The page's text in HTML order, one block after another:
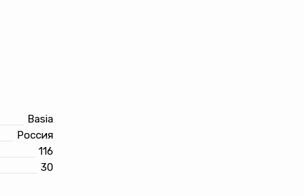
Basia
Россия
116
30